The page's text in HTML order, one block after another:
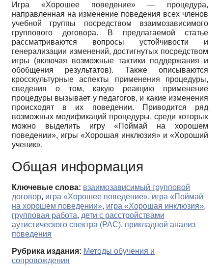
Игра «Хорошее поведение» — процедура,
направленная на изменение поведения всех членов
учебной группы посредством взаимозависимого
группового договора. В предлагаемой статье
рассматриваются вопросы устойчивости и
генерализации изменений, достигнутых посредством
игры (включая возможные тактики поддержания и
обобщения результатов). Также описываются
кросскультурные аспекты применения процедуры,
сведения о том, какую реакцию применение
процедуры вызывает у педагогов, и какие изменения
происходят в их поведении. Приводится ряд
возможных модификаций процедуры, среди которых
можно выделить игру «Поймай на хорошем
поведении», игры «Хорошая инклюзия» и «Хороший
ученик».
Общая информация
Ключевые слова: взаимозависимый групповой
договор, игра «Хорошее поведение», игра «Поймай
на хорошем поведении», игра «Хорошая инклюзия»,
групповая работа, дети с расстройствами
аутистического спектра (РАС), прикладной анализ
поведения
Рубрика издания: Методы обучения и
сопровождения